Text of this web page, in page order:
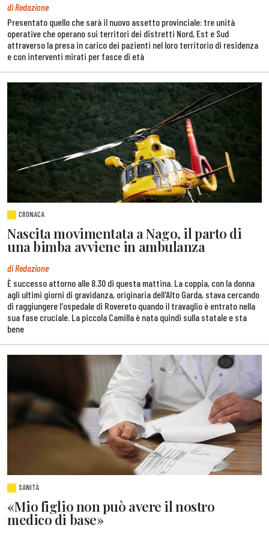
di Redazione
Presentato quello che sarà il nuovo assetto provinciale: tre unità
operative che operano sui territori dei distretti Nord, Est e Sud
attraverso la presa in carico dei pazienti nel loro territorio di residenza
e con interventi mirati per fasce di età
CRONACA
Nascita movimentata a Nago, il parto di
una bimba avviene in ambulanza
di Redazione
È successo attorno alle 8.30 di questa mattina. La coppia, con la donna
agli ultimi giorni di gravidanza, originaria dell'Alto Garda, stava cercando
di raggiungere l'ospedale di Rovereto quando il travaglio è entrato nella
sua fase cruciale. La piccola Camilla è nata quindi sulla statale e sta
bene
SANITÀ
«Mio figlio non può avere il nostro
medico di base»